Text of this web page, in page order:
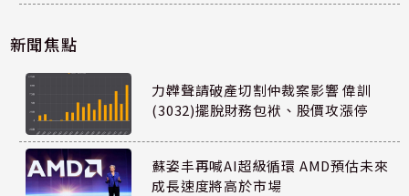
新聞焦點
力韡聲請破產切割仲裁案影響 偉訓
(3032)擺脫財務包袱、股價攻漲停
蘇姿丰再喊AI超級循環 AMD預估未來
成長速度將高於市場